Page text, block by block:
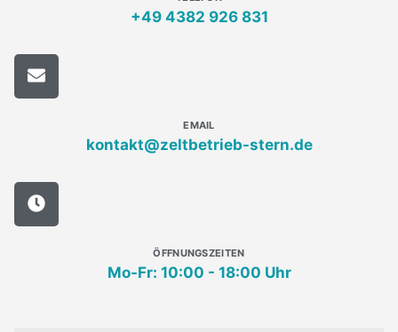
+49 4382 926 831
EMAIL
kontakt@zeltbetrieb-stern.de
ÖFFNUNGSZEITEN
Mo-Fr: 10:00 - 18:00 Uhr